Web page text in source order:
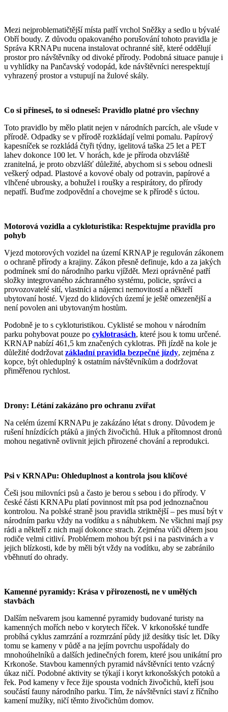
Mezi nejproblematičtější místa patří vrchol Sněžky a sedlo u bývalé
Obří boudy. Z důvodu opakovaného porušování tohoto pravidla je
Správa KRNAPu nucena instalovat ochranné sítě, které oddělují
prostor pro návštěvníky od divoké přírody. Podobná situace panuje i
u vyhlídky na Pančavský vodopád, kde návštěvníci nerespektují
vyhrazený prostor a vstupují na žulové skály.
Co si přineseš, to si odneseš: Pravidlo platné pro všechny
Toto pravidlo by mělo platit nejen v národních parcích, ale všude v
přírodě. Odpadky se v přírodě rozkládají velmi pomalu. Papírový
kapesníček se rozkládá čtyři týdny, igelitová taška 25 let a PET
lahev dokonce 100 let. V horách, kde je příroda obzvláště
zranitelná, je proto obzvlášť důležité, abychom si s sebou odnesli
veškerý odpad. Plastové a kovové obaly od potravin, papírové a
vlhčené ubrousky, a bohužel i roušky a respirátory, do přírody
nepatří. Buďme zodpovědní a chovejme se k přírodě s úctou.
Motorová vozidla a cykloturistika: Respektujme pravidla pro
pohyb
Vjezd motorových vozidel na území KRNAP je regulován zákonem
o ochraně přírody a krajiny. Zákon přesně definuje, kdo a za jakých
podmínek smí do národního parku vjíždět. Mezi oprávněné patří
složky integrovaného záchranného systému, policie, správci a
provozovatelé sítí, vlastníci a nájemci nemovitostí a někteří
ubytovaní hosté. Vjezd do klidových území je ještě omezenější a
není povolen ani ubytovaným hostům.
Podobně je to s cykloturistikou. Cyklisté se mohou v národním
parku pohybovat pouze po cyklotrasách, které jsou k tomu určené.
KRNAP nabízí 461,5 km značených cyklotras. Při jízdě na kole je
důležité dodržovat základní pravidla bezpečné jízdy, zejména z
kopce, být ohleduplný k ostatním návštěvníkům a dodržovat
přiměřenou rychlost.
Drony: Létání zakázáno pro ochranu zvířat
Na celém území KRNAPu je zakázáno létat s drony. Důvodem je
rušení hnízdících ptáků a jiných živočichů. Hluk a přítomnost dronů
mohou negativně ovlivnit jejich přirozené chování a reprodukci.
Psi v KRNAPu: Ohleduplnost a kontrola jsou klíčové
Češi jsou milovníci psů a často je berou s sebou i do přírody. V
české části KRNAPu platí povinnost mít psa pod jednoznačnou
kontrolou. Na polské straně jsou pravidla striktnější – pes musí být v
národním parku vždy na vodítku a s náhubkem. Ne všichni mají psy
rádi a někteří z nich mají dokonce strach. Zejména vůči dětem jsou
rodiče velmi citliví. Problémem mohou být psi i na pastvinách a v
jejich blízkosti, kde by měli být vždy na vodítku, aby se zabránilo
vběhnutí do ohrady.
Kamenné pyramidy: Krása v přirozenosti, ne v umělých
stavbách
Dalším nešvarem jsou kamenné pyramidy budované turisty na
kamenných mořích nebo v korytech říček. V krkonošské tundře
probíhá cyklus zamrzání a rozmrzání půdy již desítky tisíc let. Díky
tomu se kameny v půdě a na jejím povrchu uspořádaly do
mnohoúhelníků a dalších jedinečných forem, které jsou unikátní pro
Krkonoše. Stavbou kamenných pyramid návštěvníci tento vzácný
úkaz ničí. Podobné aktivity se týkají i koryt krkonošských potoků a
řek. Pod kameny v řece žije spousta vodních živočichů, kteří jsou
součástí fauny národního parku. Tím, že návštěvníci staví z říčního
kamení mužíky, ničí těmto živočichům domov.